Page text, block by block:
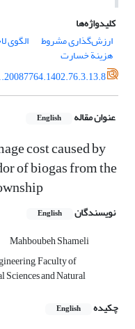
کلیدواژه‌ها
ارزش‌گذاری مشروط
الگوی
هزینة خسارت
عنوان مقاله English
cost caused by
of biogas from the
نویسندگان English
Mahboubeh Shameli
Faculty of
and Natural
چکیده
English